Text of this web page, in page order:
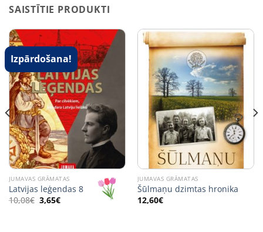
SAISTĪTIE PRODUKTI
Izpārdošana!
JUMAVAS GRĀMATAS
Latvijas leģendas 8
10,08€ Original
price
3,65€Current
price
JUMAVAS GRĀMATAS
Šūlmaņu dzimtas hronika
12,60€